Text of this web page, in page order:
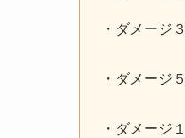
・ダメージ
・ダメージ
・ダメージ